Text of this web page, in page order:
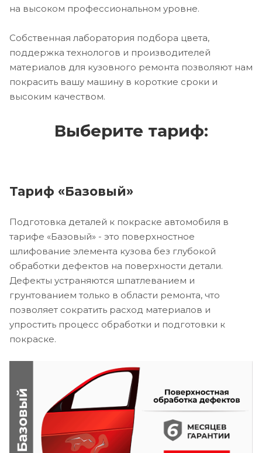
на высоком профессиональном уровне.
Собственная лаборатория подбора цвета,
поддержка технологов и производителей
материалов для кузовного ремонта позволяют нам
покрасить вашу машину в короткие сроки и
высоким качеством.
Выберите тариф:
Тариф «Базовый»
Подготовка деталей к покраске автомобиля в
тарифе «Базовый» - это поверхностное
шлифование элемента кузова без глубокой
обработки дефектов на поверхности детали.
Дефекты устраняются шпатлеванием и
грунтованием только в области ремонта, что
позволяет сократить расход материалов и
упростить процесс обработки и подготовки к
покраске.